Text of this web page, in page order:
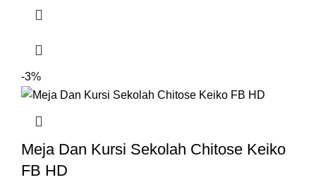
-3%
Meja Dan Kursi Sekolah Chitose Keiko
FB HD